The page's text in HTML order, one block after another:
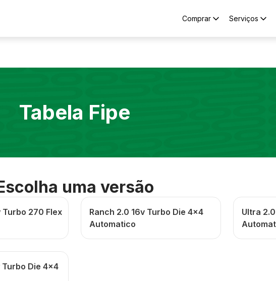
Comprar Serviços
Tabela Fipe
uma versão
Turbo 270 Flex
Ranch 2.0 16v Turbo Die 4x4
Automatico
Ultra
Turbo Die 4x4